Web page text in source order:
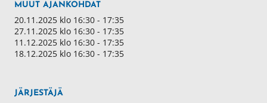
MUUT AJANKOHDAT
20.11.2025 klo 16:30 - 17:35
27.11.2025 klo 16:30 - 17:35
11.12.2025 klo 16:30 - 17:35
18.12.2025 klo 16:30 - 17:35
JÄRJESTÄJÄ